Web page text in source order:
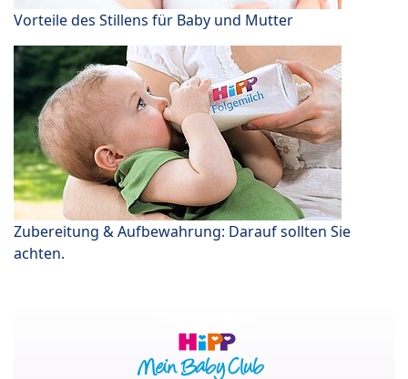
Vorteile des Stillens für Baby und Mutter
Zubereitung & Aufbewahrung: Darauf sollten Sie
achten.